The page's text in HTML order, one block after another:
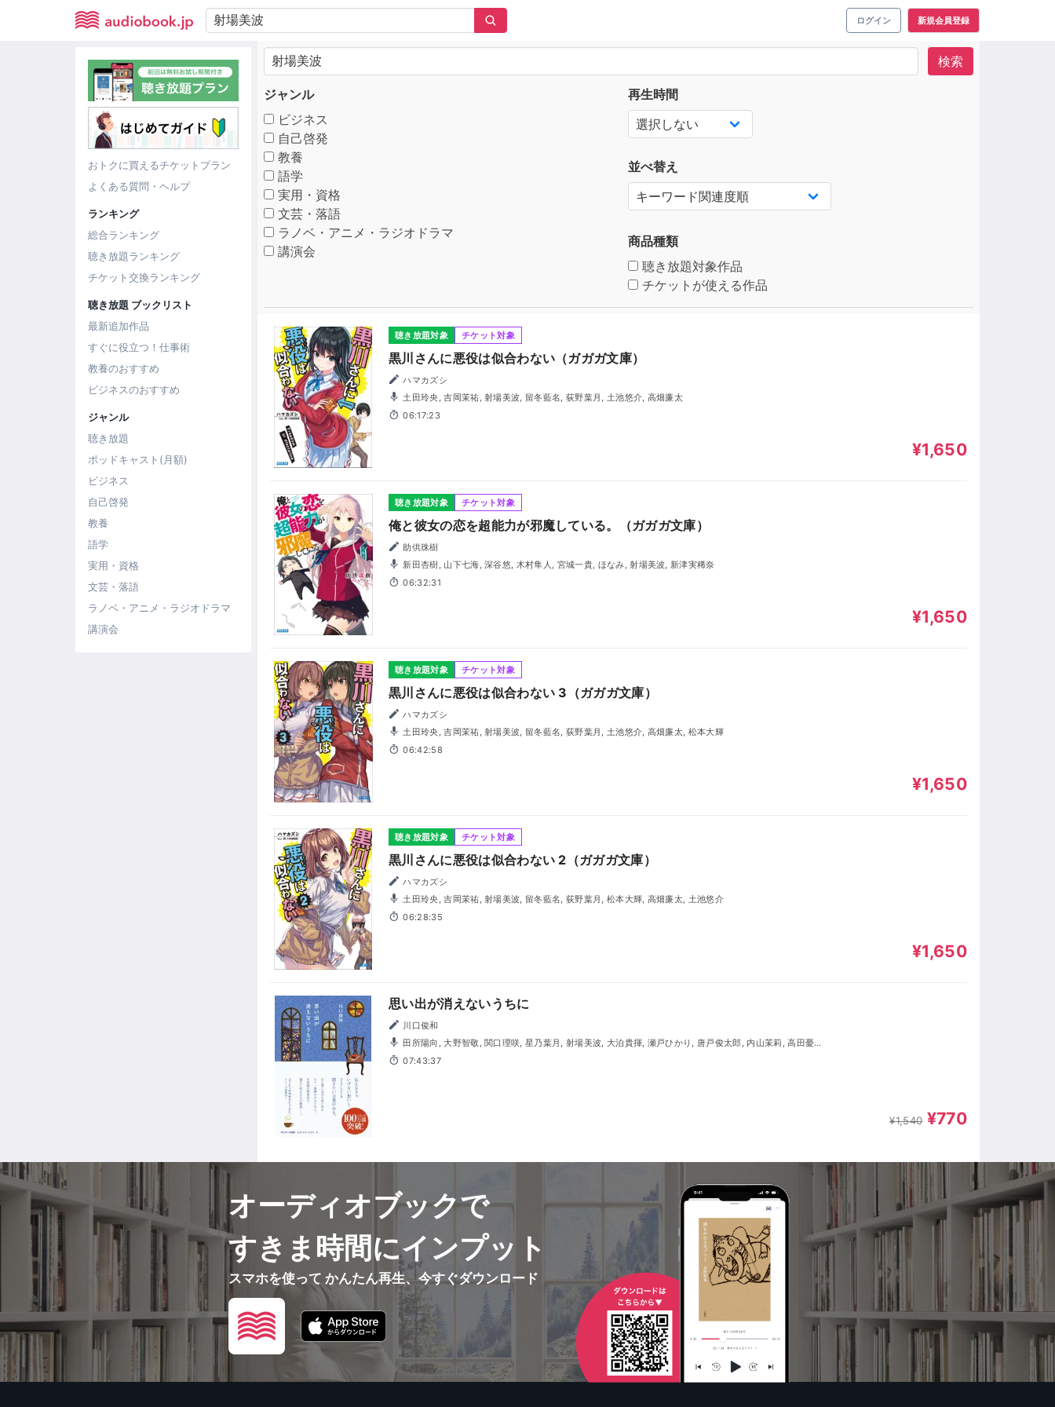
ログイン 新規会員登録
おトクに買えるチケットプラン
よくある質問・ヘルプ
ランキング
総合ランキング
聴き放題ランキング
チケット交換ランキング
聴き放題 ブックリスト
最新追加作品
すぐに役立つ！仕事術
教養のおすすめ
ビジネスのおすすめ
ジャンル
聴き放題
ポッドキャスト(月額)
ビジネス
自己啓発
教養
語学
実用・資格
文芸・落語
ラノベ・アニメ・ラジオドラマ
講演会
検索
ジャンル
ビジネス
自己啓発
教養
語学
実用・資格
文芸・落語
ラノベ・アニメ・ラジオドラマ
講演会
再生時間
並べ替え
商品種類
聴き放題対象作品
チケットが使える作品
聴き放題対象 チケット対象
黒川さんに悪役は似合わない（ガガガ文庫）
ハマカズシ
土田玲央, 吉岡茉祐, 射場美波, 留冬藍名, 荻野葉月, 土池悠介, 高畑廉太
06:17:23
¥1,650
聴き放題対象 チケット対象
俺と彼女の恋を超能力が邪魔している。（ガガガ文庫）
助供珠樹
新田杏樹, 山下七海, 深谷悠, 木村隼人, 宮城一貴, ほなみ, 射場美波, 新津実稀奈
06:32:31
¥1,650
聴き放題対象 チケット対象
黒川さんに悪役は似合わない 3（ガガガ文庫）
ハマカズシ
土田玲央, 吉岡茉祐, 射場美波, 留冬藍名, 荻野葉月, 土池悠介, 高畑廉太, 松本大輝
06:42:58
¥1,650
聴き放題対象 チケット対象
黒川さんに悪役は似合わない 2（ガガガ文庫）
ハマカズシ
土田玲央, 吉岡茉祐, 射場美波, 留冬藍名, 荻野葉月, 松本大輝, 高畑廉太, 土池悠介
06:28:35
¥1,650
思い出が消えないうちに
川口俊和
神田みか, 菅野えみ, 坂出雅樹, 徳永佑太
07:43:37
¥1,540 ¥770
オーディオブックで
すきま時間にインプット
スマホを使って かんたん再生、今すぐダウンロード